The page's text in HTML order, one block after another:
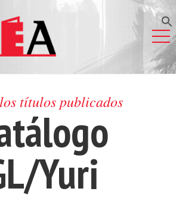
títulos publicados
Yuri